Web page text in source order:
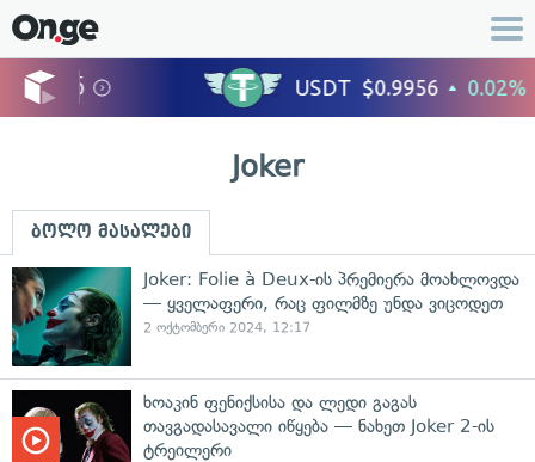
Joker
ბოლო მასალები
Joker: Folie à Deux-ის პრემიერა მოახლოვდა
— ყველაფერი, რაც ფილმზე უნდა ვიცოდეთ
2 ოქტომბერი 2024, 12:17
ხოაკინ ფენიქსისა და ლედი გაგას
თავგადასავალი იწყება — ნახეთ Joker 2-ის
ტრეილერი